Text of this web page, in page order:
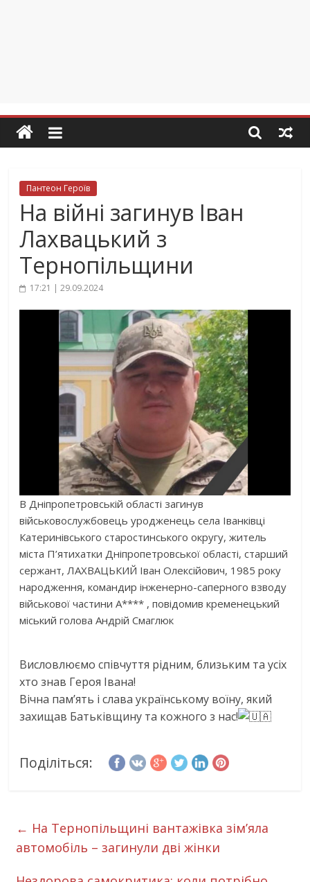
Пантеон Героїв
На війні загинув Іван
Лахвацький з
Тернопільщини
17:21 | 29.09.2024
В Дніпропетровській області загинув
військовослужбовець уродженець села Іванківці
Катеринівського старостинського округу, житель
міста П’ятихатки Дніпропетровської області, старший
сержант, ЛАХВАЦЬКИЙ Іван Олексійович, 1985 року
народження, командир інженерно-саперного взводу
військової частини А**** , повідомив кременецький
міський головаАндрій Смаглюк
Висловлюємо співчуття рідним, близьким та усіх
хто знав Героя Івана!
Вічна пам’ять і слава українському воїну, який
захищав Батьківщину та кожного з нас!
Поділіться:
← На Тернопільщині вантажівка зімʼяла
автомобіль – загинули дві жінки